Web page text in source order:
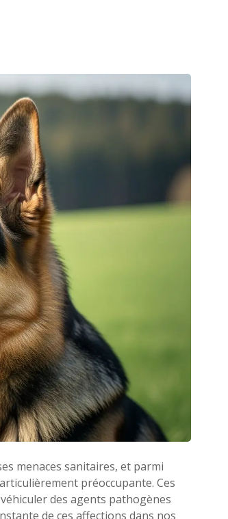
menaces sanitaires, et parmi
préoccupante. Ces
des agents pathogènes
de ces affections dans nos